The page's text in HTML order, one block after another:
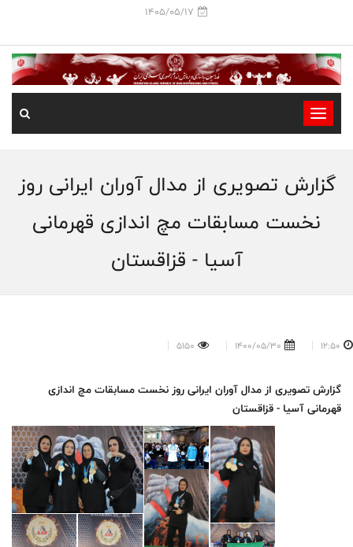
1405/05/17
-
-
-
-
گزارش تصویری از مدال آوران ایرانی روز
نخست مسابقات مچ اندازی قهرمانی
آسیا - قزاقستان
12:50
1400/05/30
5150
گزارش تصویری از مدال آوران ایرانی روز نخست مسابقات مچ اندازی
قهرمانی آسیا - قزاقستان